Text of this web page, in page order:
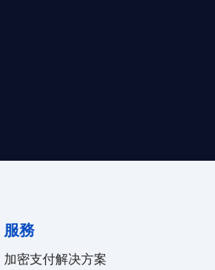
服務
加密支付解决方案